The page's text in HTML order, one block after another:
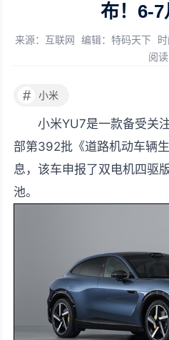
布！6-7
来源：互联网 编辑：特码天下
阅读
# 小米
小米YU7是一款备受关
部第392批《道路机动车辆
息，该车申报了双电机四驱
池。